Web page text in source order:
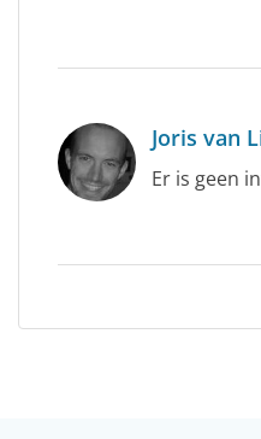
Joris van
Er is geen